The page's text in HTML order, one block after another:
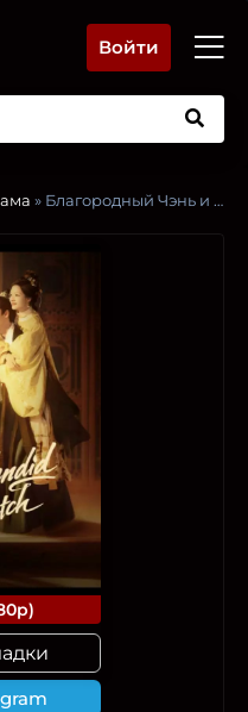
Войти
» Благородный Чэнь и прекрасная Цзинь